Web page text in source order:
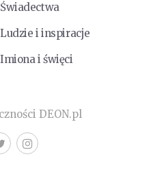
Świadectwa
Ludzie i inspiracje
Imiona i święci
DEON.pl